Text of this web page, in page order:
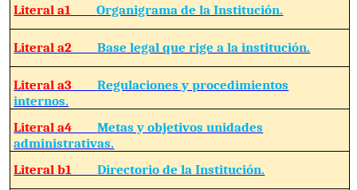
Literal a1Organigrama de la Institución.
Literal a2Base legal que rige a la institución.
Literal a3Regulaciones y procedimientos
internos.
Literal a4Metas y objetivos unidades
administrativas.
Literal b1Directorio de la Institución.